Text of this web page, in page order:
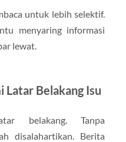
untuk lebih selektif.
menyaring informasi
lewat.
Latar Belakang Isu
belakang. Tanpa
disalahartikan. Berita